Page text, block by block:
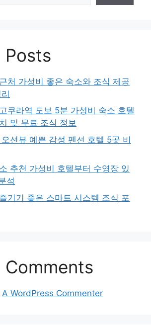
Posts
처 가성비 좋은 숙소와 조식 제공
쿠라역 도보 5분 가성비 숙소 호텔
및 무료 조식 정보
션뷰 예쁜 감성 펜션 호텔 5곳 비
추천 가성비 호텔부터 수영장 있
석
기기 좋은 스마트 시스템 조식 포
Comments
A WordPress Commenter